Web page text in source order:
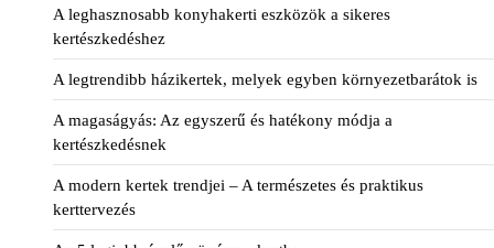
A leghasznosabb konyhakerti eszközök a sikeres
kertészkedéshez
A legtrendibb házikertek, melyek egyben környezetbarátok is
A magaságyás: Az egyszerű és hatékony módja a
kertészkedésnek
A modern kertek trendjei – A természetes és praktikus
kerttervezés